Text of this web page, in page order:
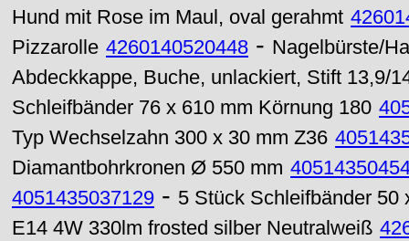
Hund mit Rose im Maul, oval gerahmt
Pizzarolle 4260140520448 - Nagelbürste/
Abdeckkappe, Buche, unlackiert, Stift 13,9/
Schleifbänder 76 x 610 mm Körnung 180
Typ Wechselzahn 300 x 30 mm Z36
Diamantbohrkronen Ø 550 mm
4051435037129 - 5 Stück Schleifbänder 50
E14 4W 330lm frosted silber Neutralweiß